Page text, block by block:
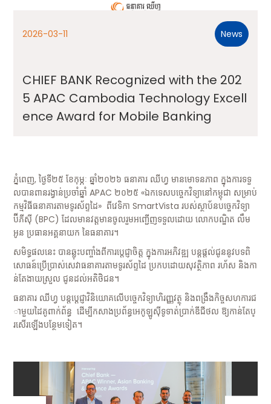
News
2026-03-11
CHIEF BANK Recognized with the 202
5 APAC Cambodia Technology Excell
ence Award for Mobile Banking
ភ្នំពេញ, ថ្ងៃទី២៥ ខែកុម្ភៈ ឆ្នាំ២០២៦ ធនាគារ ឈីហ្វ មានមោទនភាព ក្នុងការទទួ
លបានពានរង្វាន់ប្រចាំឆ្នាំ APAC ២០២៥ «ឯកទេសបច្ចេកវិទ្យានៅកម្ពុជា សម្រាប់
កម្មវិធីធនាគារតាមទូរស័ព្ទដៃ» ពីវេទិកា SmartVista របស់ស្ថាប័នបច្ចេកវិទ្យា
ប៊ីភីស៊ី (BPC) ដែលមានវត្តមានចូលរួមអញ្ជើញទទួលដោយ លោកបណ្ឌិត លឹម
អូន ប្រធានអគ្គនាយក នៃធនាគារ។
សមិទ្ធផលនេះ បានឆ្លុះបញ្ចាំងពីការប្តេជ្ញាចិត្ត ក្នុងការអភិវឌ្ឍ បន្តផ្តល់ជូននូវបទពិ
សោធន៍ប្រើប្រាស់សេវាធនាគារតាមទូរស័ព្ទដៃ ប្រកបដោយសុវត្ថិភាព រហ័ស និងកា
ន់តែងាយស្រួល ជូនដល់អតិថិជន។
ធនាគារ ឈីហ្វ បន្តប្តេជ្ញាវិនិយោគលើបច្ចេកវិទ្យាហិរញ្ញវត្ថុ និងពង្រឹងកិច្ចសហការជ
ាមួយដៃគូពាក់ព័ន្ធ ដើម្បីកសាងប្រព័ន្ធអេកូឡូស៊ីទូទាត់ប្រាក់ឌីជីថល ឱ្យកាន់តែប្
រសើរឡើងបន្ថែមទៀត។